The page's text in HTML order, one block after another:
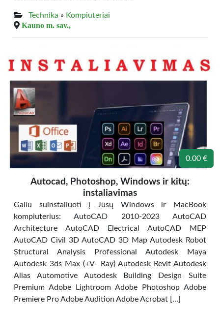
Technika » Kompiuteriai
Kauno m. sav.,
0.00 €
Autocad, Photoshop, Windows ir kitų:
instaliavimas
Galiu suinstaliuoti į Jūsų Windows ir MacBook
kompiuterius: AutoCAD 2010-2023 AutoCAD
Architecture AutoCAD Electrical AutoCAD MEP
AutoCAD Civil 3D AutoCAD 3D Map Autodesk Robot
Structural Analysis Professional Autodesk Maya
Autodesk 3ds Max (+V- Ray) Autodesk Revit Autodesk
Alias Automotive Autodesk Building Design Suite
Premium Adobe Lightroom Adobe Photoshop Adobe
Premiere Pro Adobe Audition Adobe Acrobat […]